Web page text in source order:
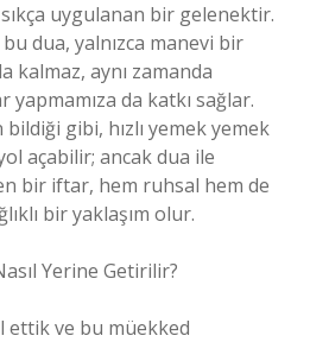
uygulanan bir gelenektir.
dua, yalnızca manevi bir
kalmaz, aynı zamanda
yapmamıza da katkı sağlar.
gibi, hızlı yemek yemek
açabilir; ancak dua ile
bir iftar, hem ruhsal hem de
bir yaklaşım olur.
Yerine Getirilir?
ettik ve bu müekked